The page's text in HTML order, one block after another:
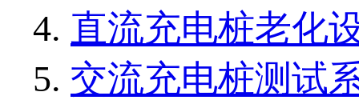
直流充电桩老化
交流充电桩测试